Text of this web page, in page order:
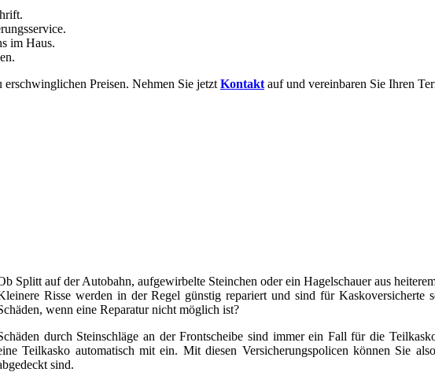
im Haus.
erschwinglichen Preisen. Nehmen Sie jetzt Kontakt auf und vereinbaren Sie Ihren
Splitt auf der Autobahn, aufgewirbelte Steinchen oder ein Hagelschauer aus
Risse werden in der Regel günstig repariert und sind für Kaskoversicherte
wenn eine Reparatur nicht möglich ist?
durch Steinschläge an der Frontscheibe sind immer ein Fall für die
Teilkasko automatisch mit ein. Mit diesen Versicherungspolicen können Sie
sind.